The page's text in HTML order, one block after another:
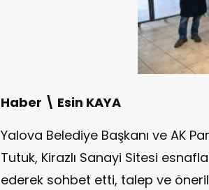
Haber \ Esin KAYA
Yalova Belediye Başkanı ve AK
Tutuk, Kirazlı Sanayi Sitesi
ederek sohbet etti, talep ve